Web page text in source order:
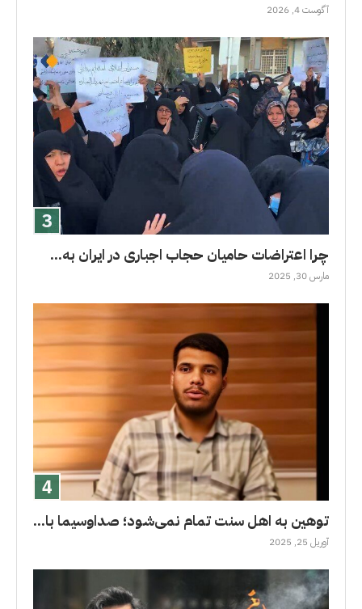
آگوست 4, 2026
چرا اعتراضات حامیان حجاب اجباری در ایران به...
مارس 30, 2025
توهین به اهل سنت تمام نمی‌شود؛ صداوسیما با...
آوریل 25, 2025